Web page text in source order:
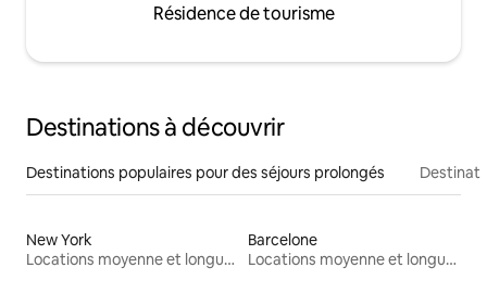
Résidence de tourisme
Destinations à découvrir
Destinations populaires pour des séjours prolongés
New York
Locations moyenne et longue durée
Barcelone
Locations moyenne et longue durée